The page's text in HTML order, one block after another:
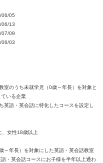
06/05
06/13
07/09
06/03
室のうち未就学児（0歳～年長）を対象と
ている企業
英語・英会話に特化したコースを設定し
、女性18歳以上
～年長）を対象にした英語・英会話教室
・英会話コースにお子様を半年以上通わ